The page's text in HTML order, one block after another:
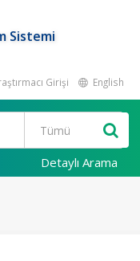
Sistemi
Girişi English
Detaylı Arama